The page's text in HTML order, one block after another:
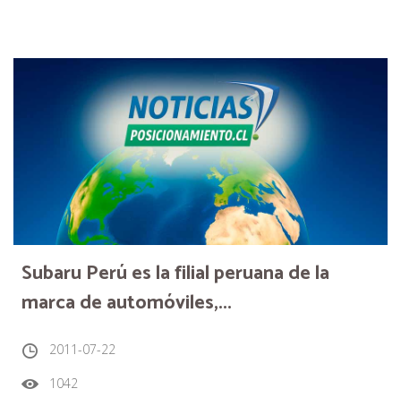
Subaru Perú es la filial peruana de la
marca de automóviles,...
2011-07-22
1042